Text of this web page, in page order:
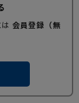
会員登録（無